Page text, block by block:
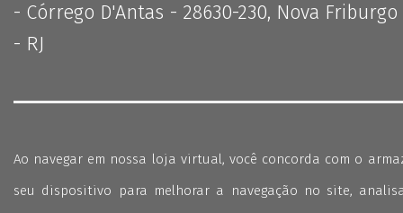
- Córrego D'Antas - 28630-230, Nova Friburgo
- RJ
Ao navegar em nossa loja virtual, você concorda com o
seu dispositivo para melhorar a navegação no site,